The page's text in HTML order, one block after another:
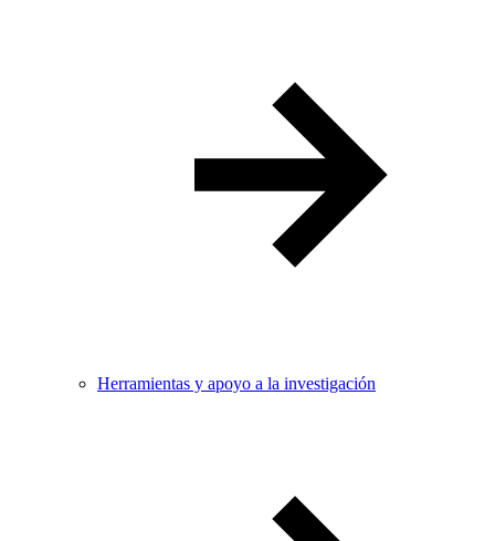
Herramientas y apoyo a la investigación